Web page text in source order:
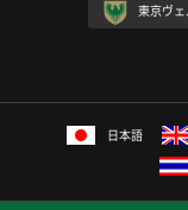
東京ヴ
日本語